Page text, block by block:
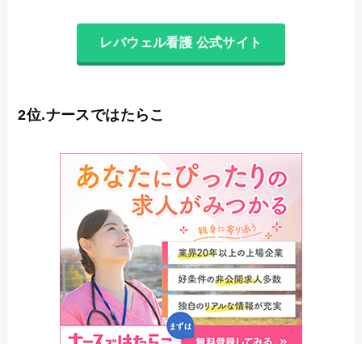
レバウェル看護 公式サイト
2位.ナースではたらこ